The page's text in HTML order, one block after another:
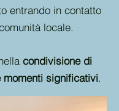
entrando in contatto
locale.
condivisione di
significativi.